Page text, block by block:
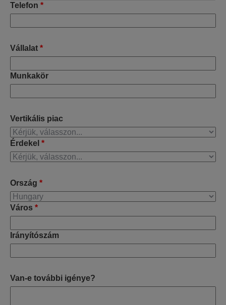
Telefon *
Vállalat *
Munkakör
Vertikális piac
Érdekel *
Ország *
Város *
Irányítószám
Van-e további igénye?